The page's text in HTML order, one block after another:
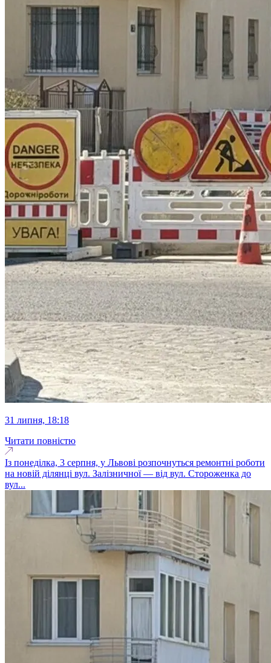
31 липня, 18:18
Читати повністю
Із понеділка, 3 серпня, у Львові розпочнуться ремонтні роботи
на новій ділянці вул. Залізничної — від вул. Стороженка до
вул...